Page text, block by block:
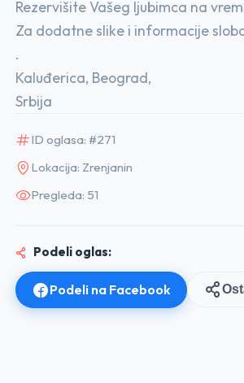
Rezervišite Vašeg ljubimca na
Za dodatne slike i informacije
.
Kaluđerica, Beograd,
Srbija
ID oglasa: #271
Lokacija: Zrenjanin
Pregleda: 51
Podeli oglas:
Podeli na Facebook